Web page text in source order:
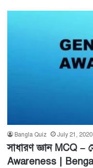
Bangla Quiz July 21, 2020
সাধারণ জ্ঞান MCQ
Awareness |